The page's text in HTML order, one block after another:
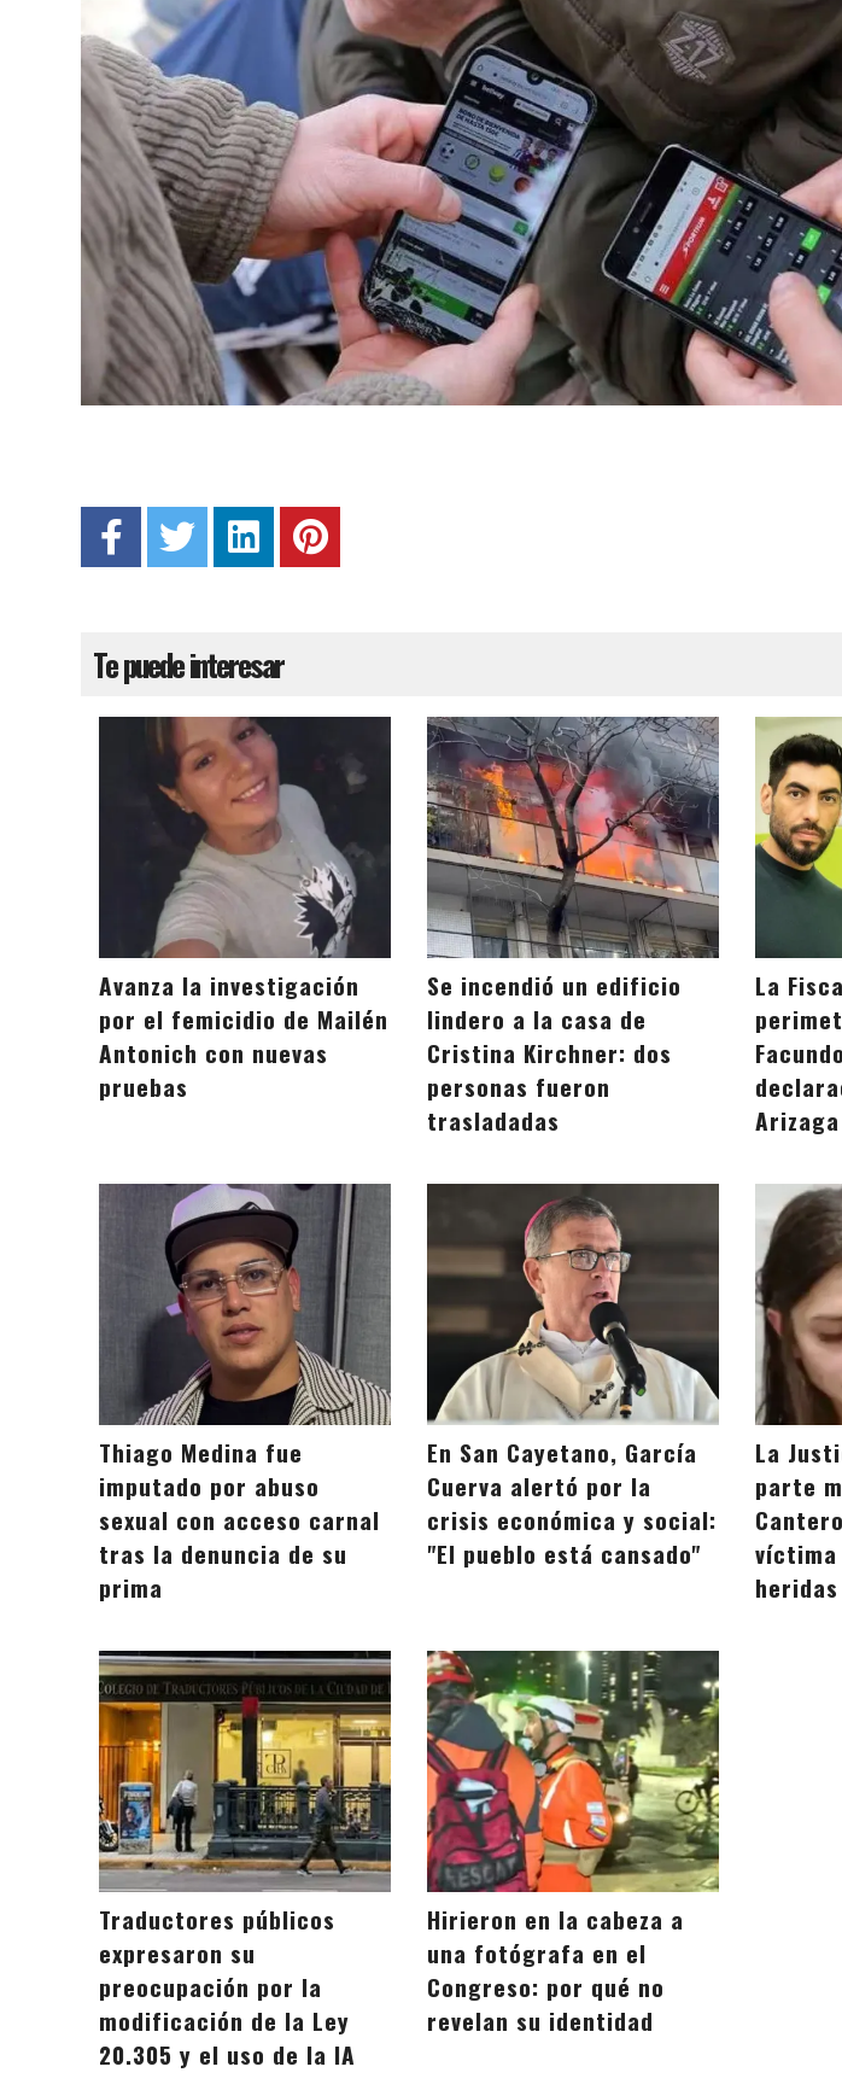
Te puede interesar
Avanza la investigación
por el femicidio de Mailén
Antonich con nuevas
pruebas
Se incendió un edificio
lindero a la casa de
Cristina Kirchner: dos
personas fueron
trasladadas
La
Arizaga
Thiago Medina fue
imputado por abuso
sexual con acceso carnal
tras la denuncia de su
prima
En San Cayetano, García
Cuerva alertó por la
crisis económica y social:
"El pueblo está cansado"
La
parte
víctima
Traductores públicos
expresaron su
preocupación por la
modificación de la Ley
20.305 y el uso de la IA
Hirieron en la cabeza a
una fotógrafa en el
Congreso: por qué no
revelan su identidad